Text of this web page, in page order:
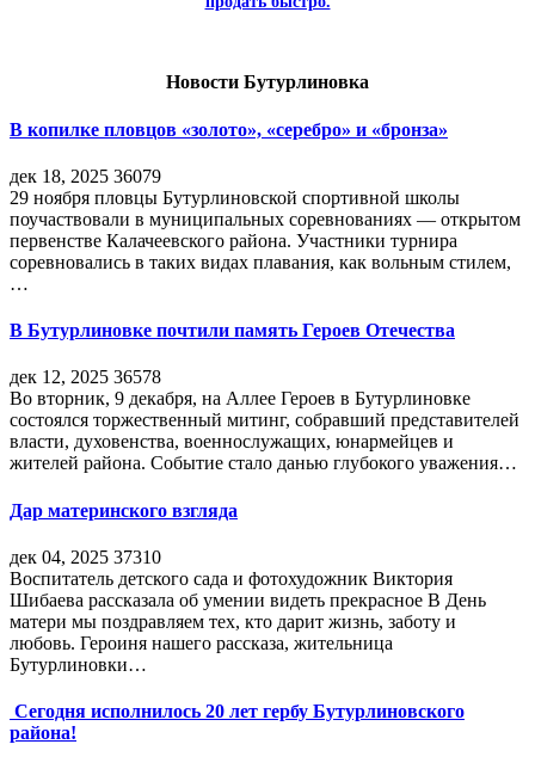
Новости Бутурлиновка
В копилке пловцов «золото», «серебро» и «бронза»
дек 18, 2025 36079
29 ноября пловцы Бутурлиновской спортивной школы
поучаствовали в муниципальных соревнованиях — открытом
первенстве Калачеевского района. Участники турнира
соревновались в таких видах плавания, как вольным стилем,
…
В Бутурлиновке почтили память Героев Отечества
дек 12, 2025 36578
Во вторник, 9 декабря, на Аллее Героев в Бутурлиновке
состоялся торжественный митинг, собравший представителей
власти, духовенства, военнослужащих, юнармейцев и
жителей района. Событие стало данью глубокого уважения…
Дар материнского взгляда
дек 04, 2025 37310
Воспитатель детского сада и фотохудожник Виктория
Шибаева рассказала об умении видеть прекрасное В День
матери мы поздравляем тех, кто дарит жизнь, заботу и
любовь. Героиня нашего рассказа, жительница
Бутурлиновки…
Сегодня исполнилось 20 лет гербу Бутурлиновского
района!